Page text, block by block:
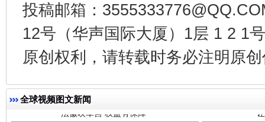
投稿邮箱：
12号（华声国际大厦）1层 1 2 1
原创权利，请转载时务必注明原
全球视频图文新闻
法徽映军营 权益有保障